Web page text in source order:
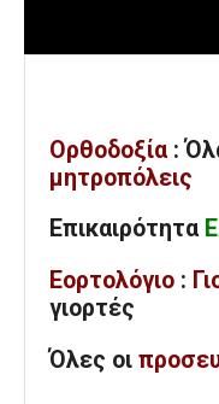
Ορθοδοξία :
μητροπόλεις
Επικαιρότητα
Εορτολόγιο :
γιορτές
Όλες οι